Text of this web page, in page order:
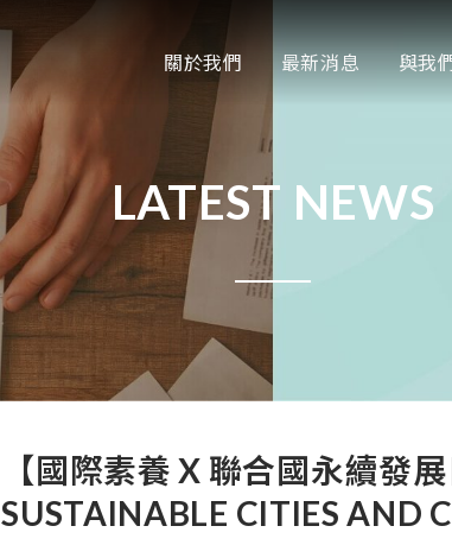
關於我們 最新消息 與我
LATEST NEWS
【國際素養 X 聯合國永續發
SUSTAINABLE CITIES AND